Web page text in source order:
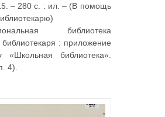
– 280 с. : ил. – (В помощь
библиотека
библиотекаря : приложение
«Школьная библиотека».
4).